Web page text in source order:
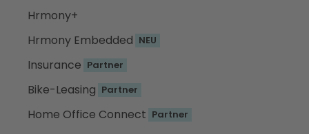
Hrmony+
Hrmony Embedded NEU
Insurance Partner
Bike-Leasing Partner
Home Office Connect Partner